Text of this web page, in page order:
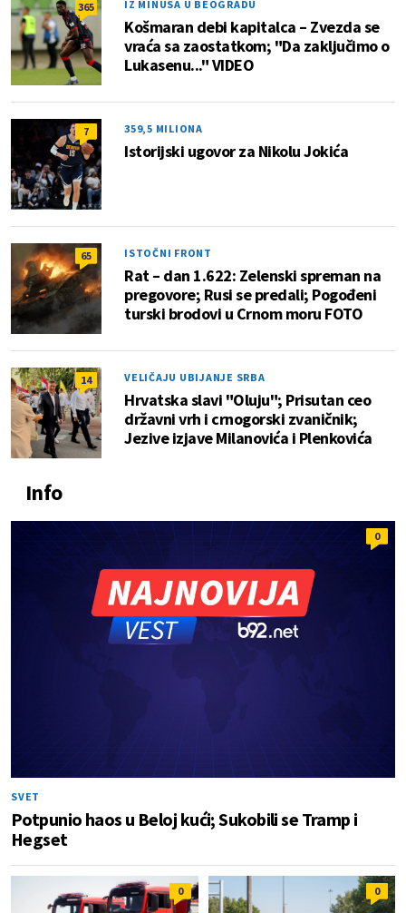
365 IZ MINUSA U BEOGRADU
Košmaran debi kapitalca – Zvezda se
vraća sa zaostatkom; "Da zaključimo o
Lukasenu..." VIDEO
7 359,5 MILIONA
Istorijski ugovor za Nikolu Jokića
65 ISTOČNI FRONT
Rat – dan 1.622: Zelenski spreman na
pregovore; Rusi se predali; Pogođeni
turski brodovi u Crnom moru FOTO
14 VELIČAJU UBIJANJE SRBA
Hrvatska slavi "Oluju"; Prisutan ceo
državni vrh i crnogorski zvaničnik;
Jezive izjave Milanovića i Plenkovića
Info
0
SVET
Potpunio haos u Beloj kući; Sukobili se Tramp i
Hegset
0 0